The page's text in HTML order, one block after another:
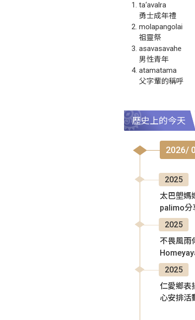
ta‘avalra
勇士成年禮
molapangolai
祖靈祭
asavasavahe
男性青年
atamatama
父字輩的稱呼
歷史上的今天
2026/
2025
太巴塱媽
palimo分
2025
不畏風雨
2025
仁愛鄉表
心安排活